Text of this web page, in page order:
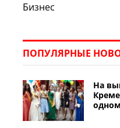
Бизнес
ПОПУЛЯРНЫЕ
На